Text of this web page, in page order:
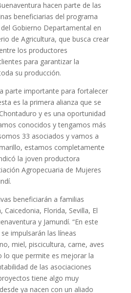
hacen parte de las
beneficiarias del programa
Gobierno Departamental en
de Agricultura, que busca crear
los productores
para garantizar la
su producción.
parte importante para fortalecer
es la primera alianza que se
y es una oportunidad
conocidos y tengamos más
33 asociados y vamos a
estamos completamente
la joven productora
Agropecuaria de Mujeres
beneficiarán a familias
Caicedonia, Florida, Sevilla, El
y Jamundí. “En este
impulsarán las líneas
miel, piscicultura, carne, aves
lo que permite es mejorar la
de las asociaciones
tiene algo muy
ya nacen con un aliado